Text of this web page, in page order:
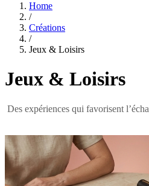
Home
/
Créations
/
Jeux & Loisirs
Jeux & Loisirs
Des expériences qui favorisent